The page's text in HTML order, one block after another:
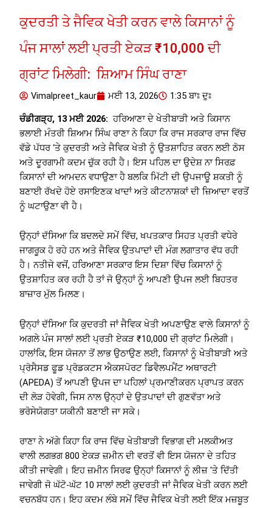
ਕੁਦਰਤੀ ਤੇ ਜੈਵਿਕ ਖੇਤੀ ਕਰਨ ਵਾਲੇ ਕਿਸਾਨਾਂ ਨੂੰ
ਪੰਜ ਸਾਲਾਂ ਲਈ ਪ੍ਰਤੀ ਏਕੜ ₹10,000 ਦੀ
ਗ੍ਰਾਂਟ ਮਿਲੇਗੀ: ਸ਼ਿਆਮ ਸਿੰਘ ਰਾਣਾ
Vimalpreet_kaur ਮਈ 13, 2026 1:35 ਬਾਃ ਦੁਃ
ਚੰਡੀਗੜ੍ਹ, 13 ਮਈ 2026: ਹਰਿਆਣਾ ਦੇ ਖੇਤੀਬਾੜੀ ਅਤੇ ਕਿਸਾਨ
ਭਲਾਈ ਮੰਤਰੀ ਸ਼ਿਆਮ ਸਿੰਘ ਰਾਣਾ ਨੇ ਕਿਹਾ ਕਿ ਰਾਜ ਸਰਕਾਰ ਰਾਜ ਵਿੱਚ
ਵੱਡੇ ਪੱਧਰ ‘ਤੇ ਕੁਦਰਤੀ ਅਤੇ ਜੈਵਿਕ ਖੇਤੀ ਨੂੰ ਉਤਸ਼ਾਹਿਤ ਕਰਨ ਲਈ ਠੋਸ
ਅਤੇ ਦੂਰਗਾਮੀ ਕਦਮ ਚੁੱਕ ਰਹੀ ਹੈ। ਇਸ ਪਹਿਲ ਦਾ ਉਦੇਸ਼ ਨਾ ਸਿਰਫ਼
ਕਿਸਾਨਾਂ ਦੀ ਆਮਦਨ ਵਧਾਉਣਾ ਹੈ ਬਲਕਿ ਮਿੱਟੀ ਦੀ ਉਪਜਾਊ ਸ਼ਕਤੀ ਨੂੰ
ਬਣਾਈ ਰੱਖਦੇ ਹੋਏ ਰਸਾਇਣਕ ਖਾਦਾਂ ਅਤੇ ਕੀਟਨਾਸ਼ਕਾਂ ਦੀ ਜ਼ਿਆਦਾ ਵਰਤੋਂ
ਨੂੰ ਘਟਾਉਣਾ ਵੀ ਹੈ।
ਉਨ੍ਹਾਂ ਦੱਸਿਆ ਕਿ ਬਦਲਦੇ ਸਮੇਂ ਵਿੱਚ, ਖਪਤਕਾਰ ਸਿਹਤ ਪ੍ਰਤੀ ਵਧੇਰੇ
ਜਾਗਰੂਕ ਹੋ ਰਹੇ ਹਨ ਅਤੇ ਜੈਵਿਕ ਉਤਪਾਦਾਂ ਦੀ ਮੰਗ ਲਗਾਤਾਰ ਵੱਧ ਰਹੀ
ਹੈ। ਨਤੀਜੇ ਵਜੋਂ, ਹਰਿਆਣਾ ਸਰਕਾਰ ਇਸ ਦਿਸ਼ਾ ਵਿੱਚ ਕਿਸਾਨਾਂ ਨੂੰ
ਉਤਸ਼ਾਹਿਤ ਕਰ ਰਹੀ ਹੈ ਤਾਂ ਜੋ ਉਨ੍ਹਾਂ ਨੂੰ ਆਪਣੀ ਉਪਜ ਲਈ ਬਿਹਤਰ
ਬਾਜ਼ਾਰ ਮੁੱਲ ਮਿਲਣ।
ਉਨ੍ਹਾਂ ਦੱਸਿਆ ਕਿ ਕੁਦਰਤੀ ਜਾਂ ਜੈਵਿਕ ਖੇਤੀ ਅਪਣਾਉਣ ਵਾਲੇ ਕਿਸਾਨਾਂ ਨੂੰ
ਅਗਲੇ ਪੰਜ ਸਾਲਾਂ ਲਈ ਪ੍ਰਤੀ ਏਕੜ ₹10,000 ਦੀ ਗ੍ਰਾਂਟ ਮਿਲੇਗੀ।
ਹਾਲਾਂਕਿ, ਇਸ ਯੋਜਨਾ ਤੋਂ ਲਾਭ ਉਠਾਉਣ ਲਈ, ਕਿਸਾਨਾਂ ਨੂੰ ਖੇਤੀਬਾੜੀ ਅਤੇ
ਪ੍ਰੋਸੈਸਡ ਫੂਡ ਪ੍ਰੋਡਕਟਸ ਐਕਸਪੋਰਟ ਡਿਵੈਲਪਮੈਂਟ ਅਥਾਰਟੀ
(APEDA) ਤੋਂ ਆਪਣੀ ਉਪਜ ਦਾ ਪਹਿਲਾਂ ਪ੍ਰਮਾਣੀਕਰਨ ਪ੍ਰਾਪਤ ਕਰਨ
ਦੀ ਲੋੜ ਹੋਵੇਗੀ, ਜਿਸ ਨਾਲ ਉਨ੍ਹਾਂ ਦੇ ਉਤਪਾਦਾਂ ਦੀ ਗੁਣਵੱਤਾ ਅਤੇ
ਭਰੋਸੇਯੋਗਤਾ ਯਕੀਨੀ ਬਣਾਈ ਜਾ ਸਕੇ।
ਰਾਣਾ ਨੇ ਅੱਗੇ ਕਿਹਾ ਕਿ ਰਾਜ ਵਿੱਚ ਖੇਤੀਬਾੜੀ ਵਿਭਾਗ ਦੀ ਮਲਕੀਅਤ
ਵਾਲੀ ਲਗਭਗ 800 ਏਕੜ ਜ਼ਮੀਨ ਦੀ ਵਰਤੋਂ ਵੀ ਇਸ ਯੋਜਨਾ ਦੇ ਤਹਿਤ
ਕੀਤੀ ਜਾਵੇਗੀ। ਇਹ ਜ਼ਮੀਨ ਸਿਰਫ ਉਨ੍ਹਾਂ ਕਿਸਾਨਾਂ ਨੂੰ ਲੀਜ਼ ‘ਤੇ ਦਿੱਤੀ
ਜਾਵੇਗੀ ਜੋ ਘੱਟੋ-ਘੱਟ 10 ਸਾਲਾਂ ਲਈ ਕੁਦਰਤੀ ਜਾਂ ਜੈਵਿਕ ਖੇਤੀ ਕਰਨ ਲਈ
ਵਚਨਬੱਧ ਹਨ। ਇਹ ਕਦਮ ਲੰਬੇ ਸਮੇਂ ਵਿੱਚ ਜੈਵਿਕ ਖੇਤੀ ਲਈ ਇੱਕ ਮਜ਼ਬੂਤ ​​